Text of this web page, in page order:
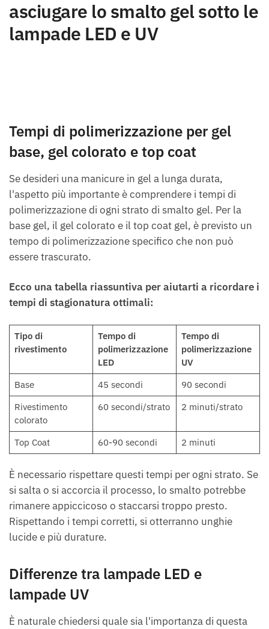
asciugare lo smalto gel sotto le
lampade LED e UV
Tempi di polimerizzazione per gel
base, gel colorato e top coat
Se desideri una manicure in gel a lunga durata,
l'aspetto più importante è comprendere i tempi di
polimerizzazione di ogni strato di smalto gel. Per la
base gel, il gel colorato e il top coat gel, è previsto un
tempo di polimerizzazione specifico che non può
essere trascurato.
Ecco una tabella riassuntiva per aiutarti a ricordare i
tempi di stagionatura ottimali:
Tipo di
rivestimento
Tempo di
polimerizzazione
LED
Tempo di
polimerizzazione
UV
Base
45 secondi
90 secondi
Rivestimento
colorato
60 secondi/strato 2 minuti/strato
Top Coat 60-90 secondi 2 minuti
È necessario rispettare questi tempi per ogni strato. Se
si salta o si accorcia il processo, lo smalto potrebbe
rimanere appiccicoso o staccarsi troppo presto.
Rispettando i tempi corretti, si otterranno unghie
lucide e più durature.
Differenze tra lampade LED e
lampade UV
È naturale chiedersi quale sia l'importanza di questa